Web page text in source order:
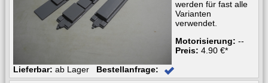
werden für fast alle
Varianten
verwendet.
Motorisierung: --
Preis: 4.90 €*
Lieferbar: ab Lager Bestellanfrage: